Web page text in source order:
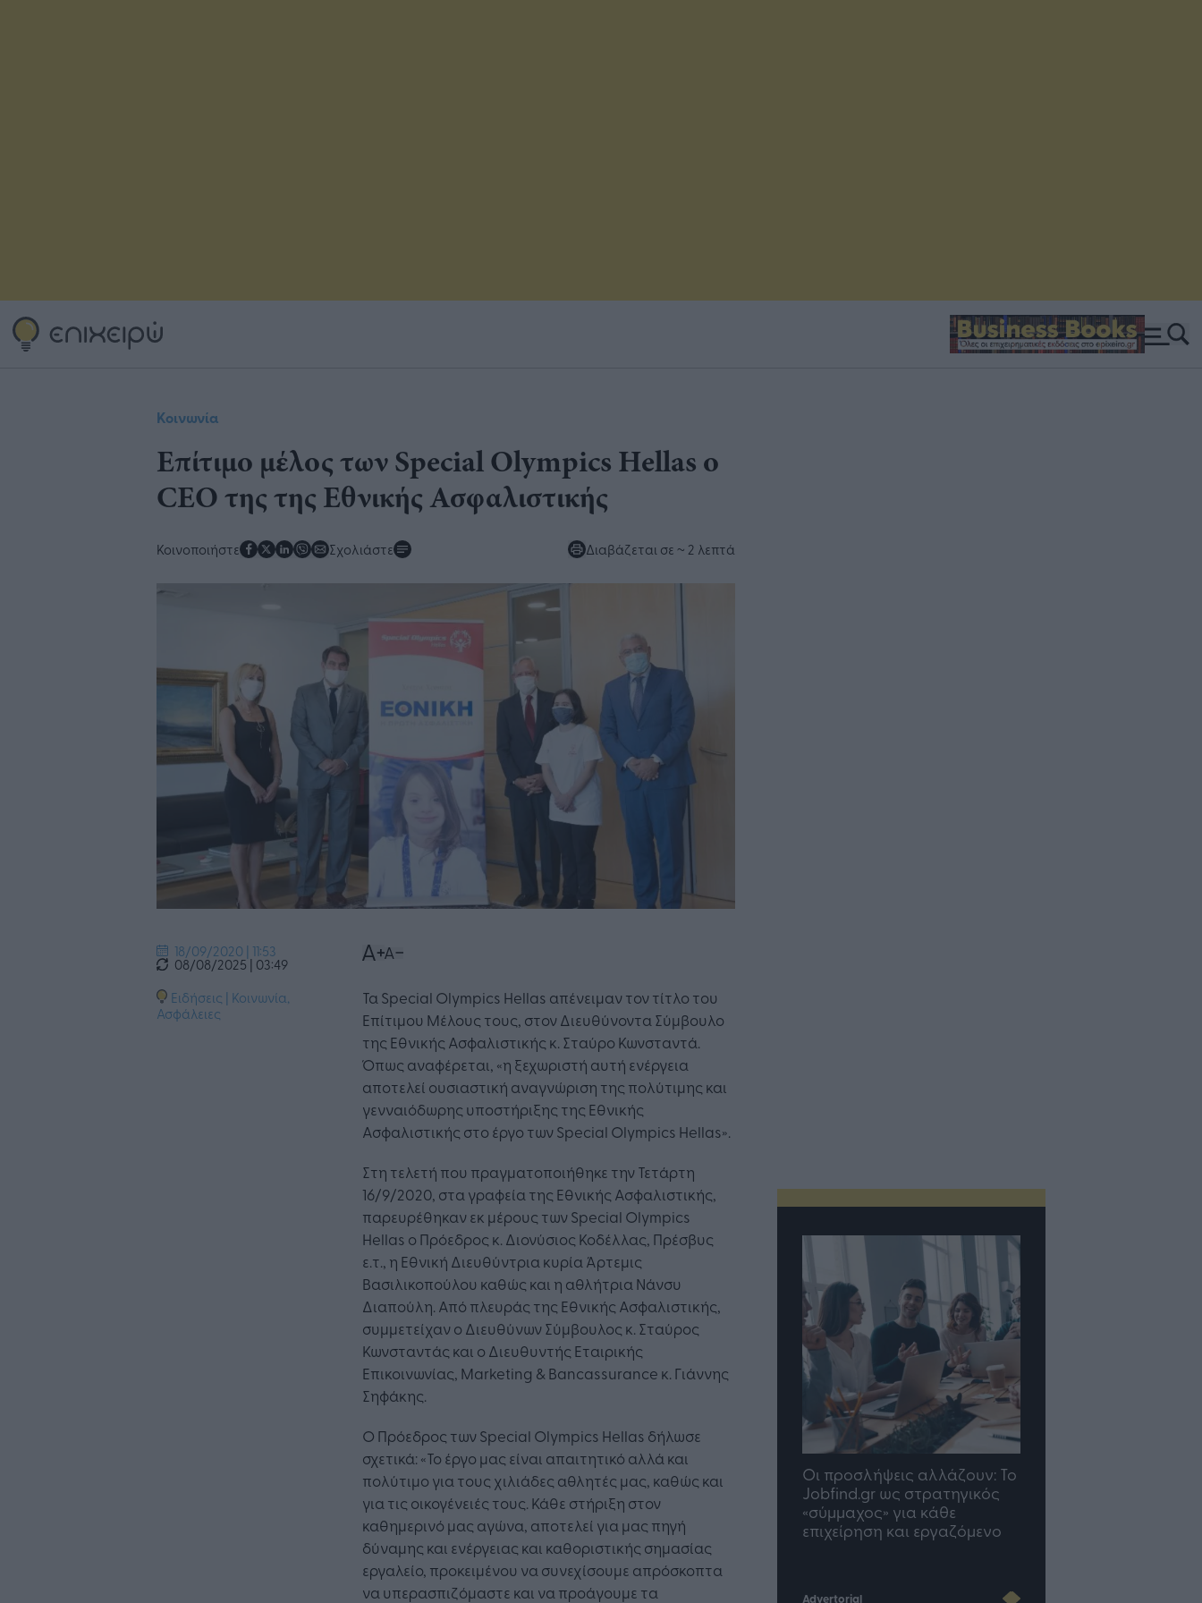
Κοινωνία
Επίτιμο μέλος των Special Olympics Hellas ο
CEO της της Εθνικής Ασφαλιστικής
Κοινοποιήστε Σχολιάστε Διαβάζεται σε ~ 2 λεπτά
18/09/2020 | 11:53
08/08/2025 | 03:49
Ειδήσεις | Κοινωνία,
Ασφάλειες
Τα Special Olympics Hellas απένειμαν τον τίτλο του
Επίτιμου Μέλους τους, στον Διευθύνοντα Σύμβουλο
της Εθνικής Ασφαλιστικής κ. Σταύρο Κωνσταντά.
Όπως αναφέρεται, «η ξεχωριστή αυτή ενέργεια
αποτελεί ουσιαστική αναγνώριση της πολύτιμης και
γενναιόδωρης υποστήριξης της Εθνικής
Ασφαλιστικής στο έργο των Special Olympics Hellas».
Στη τελετή που πραγματοποιήθηκε την Τετάρτη
16/9/2020, στα γραφεία της Εθνικής Ασφαλιστικής,
παρευρέθηκαν εκ μέρους των Special Olympics
Hellas ο Πρόεδρος κ. Διονύσιος Κοδέλλας, Πρέσβυς
ε.τ., η Εθνική Διευθύντρια κυρία Άρτεμις
Βασιλικοπούλου καθώς και η αθλήτρια Νάνσυ
Διαπούλη. Από πλευράς της Εθνικής Ασφαλιστικής,
συμμετείχαν ο Διευθύνων Σύμβουλος κ. Σταύρος
Κωνσταντάς και ο Διευθυντής Εταιρικής
Επικοινωνίας, Marketing & Bancassurance κ. Γιάννης
Σηφάκης.
Ο Πρόεδρος των Special Olympics Hellas δήλωσε
σχετικά: «Το έργο μας είναι απαιτητικό αλλά και
πολύτιμο για τους χιλιάδες αθλητές μας, καθώς και
για τις οικογένειές τους. Κάθε στήριξη στον
καθημερινό μας αγώνα, αποτελεί για μας πηγή
δύναμης και ενέργειας και καθοριστικής σημασίας
εργαλείο, προκειμένου να συνεχίσουμε απρόσκοπτα
να υπερασπιζόμαστε και να προάγουμε τα
Η Τεχνητή Νοημοσύνη: το νέο
λειτουργικό σύστημα της
επιχείρησης
Οι προσλήψεις αλλάζουν: To
Jobfind.gr ως στρατηγικός
«σύμμαχος» για κάθε
επιχείρηση και εργαζόμενο
TP Greece: Πώς
διαμορφώνεται το μέλλον
του Insurance στην εποχή
του AI
Advertorial